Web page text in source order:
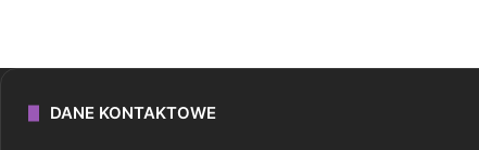
DANE KONTAKTOWE